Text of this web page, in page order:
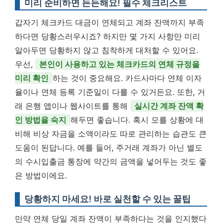
미리 준비하면 든든해요! 필수 체크리스트
갑자기 체크카드 대금이 연체되고 계좌 잔액까지 부족
하다면 당황스러우시죠? 하지만 몇 가지 사항만 미리
알아두면 당황하지 않고 침착하게 대처할 수 있어요.
우선,
본인이 사용하고 있는 체크카드의 연체 규정을
미리 확인 하는 것이 중요해요. 카드사마다 연체 이자
율이나 연체 등록 기준일이 다를 수 있거든요. 또한, 거
래 은행 앱이나 웹사이트를 통해
실시간 계좌 잔액 확
인 방법을 숙지 해두면 좋습니다. 혹시 모를 상황에 대
비해 비상 자금을 소액이라도 따로 관리하는 습관도 큰
도움이 된답니다. 예를 들어, 주거래 계좌가 아닌 별도
의 수시입출금 통장에 약간의 금액을 넣어두는 것도 좋
은 방법이에요.
당황하지 마세요! 바로 실천할 수 있는 꿀팁
만약 연체 당일 계좌 잔액이 부족하다는 것을 인지했다